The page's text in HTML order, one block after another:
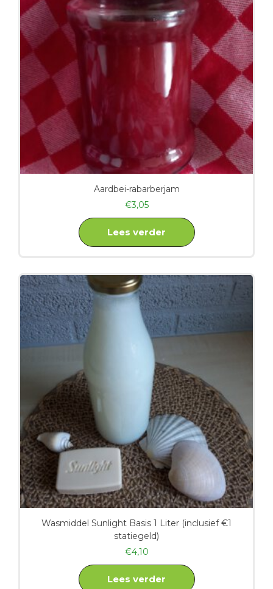
Aardbei-rabarberjam
€3,05
Lees verder
Wasmiddel Sunlight Basis 1 Liter (inclusief €1
statiegeld)
€4,10
Lees verder